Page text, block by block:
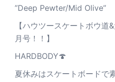
”Deep Pewter/Mid Olive”
【ハウツースケートボウ
月号！！】
HARDBODY🍄
夏休みはスケートボードで